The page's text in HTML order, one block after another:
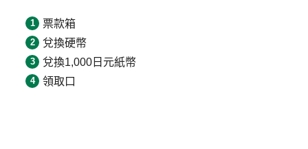
票款箱
兌換硬幣
兌換1,000日元紙幣
領取口